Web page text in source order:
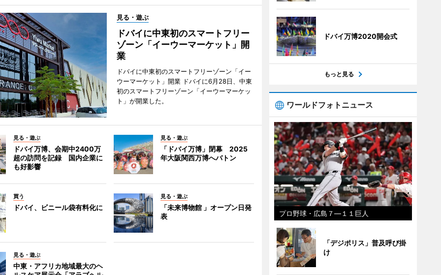
見る・遊ぶ
ドバイに中東初のスマートフリー
ゾーン「イーウーマーケット」開
業
ドバイに中東初のスマートフリーゾーン「イー
ウーマーケット」開業 ドバイに6月28日、中東
初のスマートフリーゾーン「イーウーマーケッ
ト」が開業した。
見る・遊ぶ
ドバイ万博、会期中2400万
超の訪問を記録 国内企業に
も好影響
見る・遊ぶ
「ドバイ万博」閉幕 2025
年大阪関西万博へバトン
買う
ドバイ、ビニール袋有料化に
見る・遊ぶ
「未来博物館 」オープン日発
表
見る・遊ぶ
中東・アフリカ地域最大のヘ
ドバイ万博2020開会式
もっと見る
ワールドフォトニュース
プロ野球・広島７―１１巨人
「デジポリス」普及呼び掛
け